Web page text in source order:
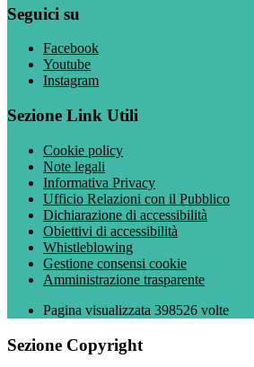
Seguici su
Facebook
Youtube
Instagram
Sezione Link Utili
Cookie policy
Note legali
Informativa Privacy
Ufficio Relazioni con il Pubblico
Dichiarazione di accessibilità
Obiettivi di accessibilità
Whistleblowing
Gestione consensi cookie
Amministrazione trasparente
Pagina visualizzata 398526 volte
Sezione Copyright